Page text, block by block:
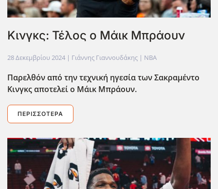
Κινγκς: Τέλος ο Μάικ Μπράουν
28 Δεκεμβρίου 2024 | Γιάννης Γιαννουδάκης | NBA
Παρελθόν από την τεχνική ηγεσία των Σακραμέντο
Κινγκς αποτελεί ο Μάικ Μπράουν.
ΠΕΡΙΣΣΌΤΕΡΑ